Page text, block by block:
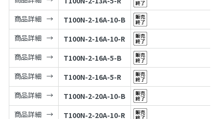
商品詳細
T100N-2-16A-10-B
商品詳細
T100N-2-16A-10-R
商品詳細
T100N-2-16A-5-B
商品詳細
T100N-2-16A-5-R
商品詳細
T100N-2-20A-10-B
商品詳細
T100N-2-20A-10-R